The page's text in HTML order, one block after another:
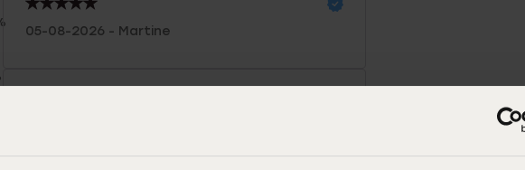
05-08-2026 - Martine
Heel mooi en goed geholpen